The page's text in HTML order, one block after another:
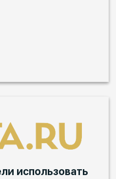
использовать